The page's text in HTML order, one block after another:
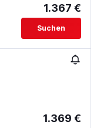
1.367 €
Suchen
1.369 €